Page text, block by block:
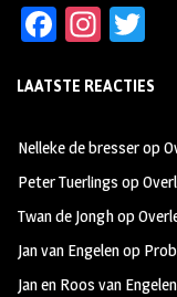
Fa
b
oo
k
In
ag
m
tt
LAATSTE REACTIES
Nelleke de bresserop
Peter Tuerlings op
Twan de Jonghop
Jan van Engelenop
Jan en Roos van Engelen